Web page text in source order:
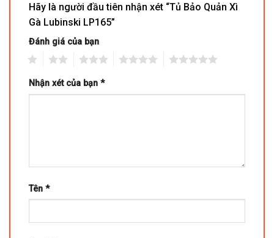
Hãy là người đầu tiên nhận xét “Tủ Bảo Quản Xì
Gà Lubinski LP165”
Đánh giá của bạn
Nhận xét của bạn *
Tên *